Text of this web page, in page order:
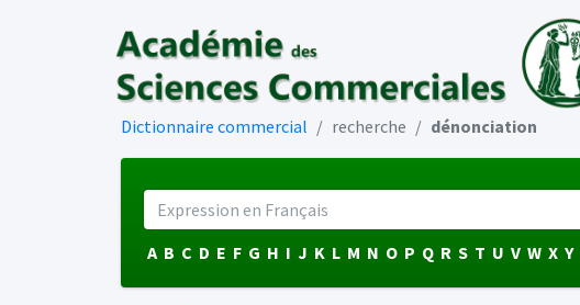
Dictionnaire commercial recherche dénonciation
A B C D E F G H I J K L M N O P Q R S T U V W X Y